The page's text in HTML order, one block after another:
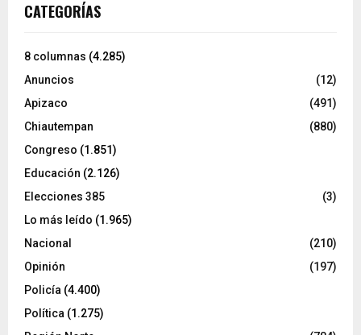
CATEGORÍAS
8 columnas (4.285)
Anuncios
(12)
Apizaco
(491)
Chiautempan
(880)
Congreso (1.851)
Educación (2.126)
Elecciones 385
(3)
Lo más leído (1.965)
Nacional
(210)
Opinión
(197)
Policía (4.400)
Política (1.275)